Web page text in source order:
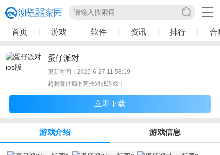
首页 游戏 软件 资讯 排行 合
蛋仔派对
更新时间：2025-6-27 11:58:19
超刺激过瘾的竞技对战游戏！
立即下载
游戏介绍 游戏信息